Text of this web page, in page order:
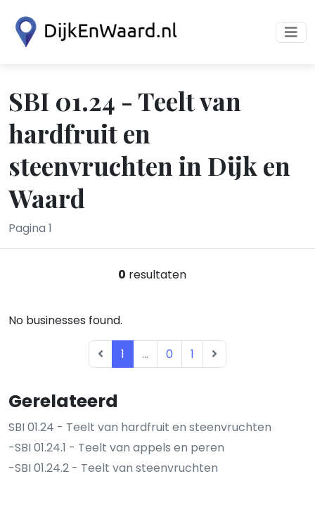
SBI 01.24 - Teelt van
hardfruit en
steenvruchten in Dijk en
Waard
Pagina 1
Gerelateerd
SBI 01.24 - Teelt van hardfruit en steenvruchten
-SBI 01.24.1 - Teelt van appels en peren
-SBI 01.24.2 - Teelt van steenvruchten
0 resultaten
No businesses found.
1 ... 0 1